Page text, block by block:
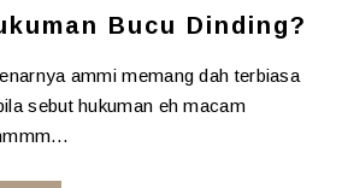
Bucu Dinding?
ammi memang dah terbiasa
sebut hukuman eh macam